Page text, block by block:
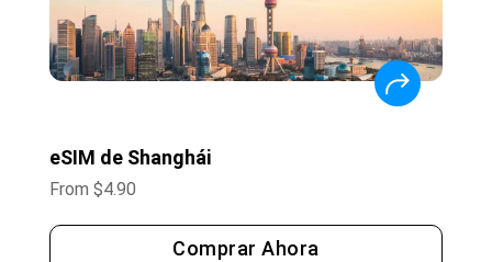
eSIM de Shanghái
From $4.90
Comprar Ahora